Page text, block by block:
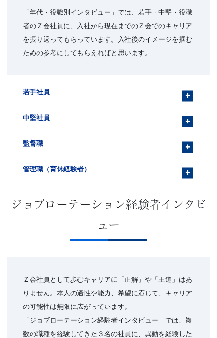
「年代・役職別インタビュー」では、若手・中堅・役職
者のＺ会社員に、入社から現在までのＺ会でのキャリア
を振り返ってもらっています。入社後のイメージを掴む
ための参考にしてもらえればと思います。
若手社員
中堅社員
監督職
管理職（育休経験者）
ジョブローテーション経験者インタビ
ュー
Ｚ会社員として歩むキャリアに「正解」や「王道」はあ
りません。本人の適性や能力、希望に応じて、キャリア
の可能性は無限に広がっています。
「ジョブローテーション経験者インタビュー」では、複
数の職種を経験してきた３名の社員に、異動を経験した